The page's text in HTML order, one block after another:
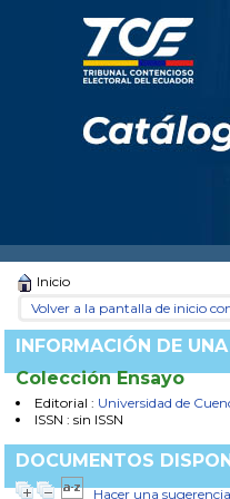
Inicio
Volver a la pantalla de inicio
INFORMACIÓN DE
Colección Ensayo
Editorial : Universidad de
ISSN : sin ISSN
DOCUMENTOS
Hacer una sugerencia